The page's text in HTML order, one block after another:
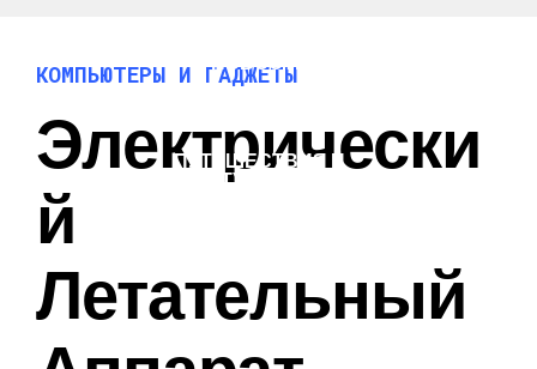
НОВОСТИ
ПУТЕШЕСТВИЯ И
ТУРИЗМ
КОМПЬЮТЕРЫ И ГАДЖЕТЫ
Электрически
Й
Летательный